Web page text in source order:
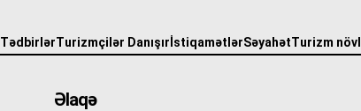
TədbirlərTurizmçilər Danışır İstiqamətlərSəyahətTurizm
Əlaqə